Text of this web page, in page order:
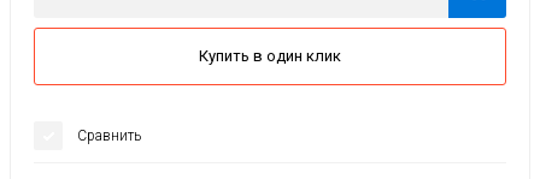
Купить в один клик
Сравнить